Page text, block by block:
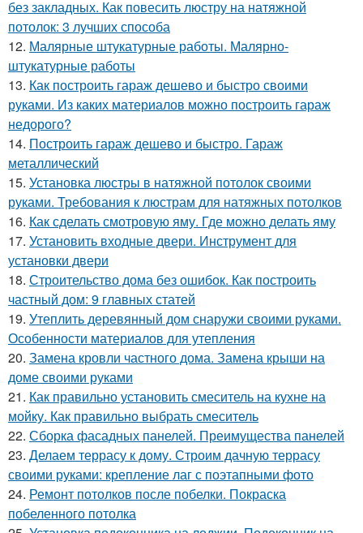
без закладных. Как повесить люстру на натяжной
потолок: 3 лучших способа
12. Малярные штукатурные работы. Малярно-
штукатурные работы
13. Как построить гараж дешево и быстро своими
руками. Из каких материалов можно построить гараж
недорого?
14. Построить гараж дешево и быстро. Гараж
металлический
15. Установка люстры в натяжной потолок своими
руками. Требования к люстрам для натяжных потолков
16. Как сделать смотровую яму. Где можно делать яму
17. Установить входные двери. Инструмент для
установки двери
18. Строительство дома без ошибок. Как построить
частный дом: 9 главных статей
19. Утеплить деревянный дом снаружи своими руками.
Особенности материалов для утепления
20. Замена кровли частного дома. Замена крыши на
доме своими руками
21. Как правильно установить смеситель на кухне на
мойку. Как правильно выбрать смеситель
22. Сборка фасадных панелей. Преимущества панелей
23. Делаем террасу к дому. Строим дачную террасу
своими руками: крепление лаг с поэтапными фото
24. Ремонт потолков после побелки. Покраска
побеленного потолка